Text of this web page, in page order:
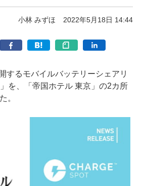
小林 みずほ 2022年5月18日 14:44
するモバイルバッテリーシェアリ
を、「帝国ホテル 東京」の2カ所
。